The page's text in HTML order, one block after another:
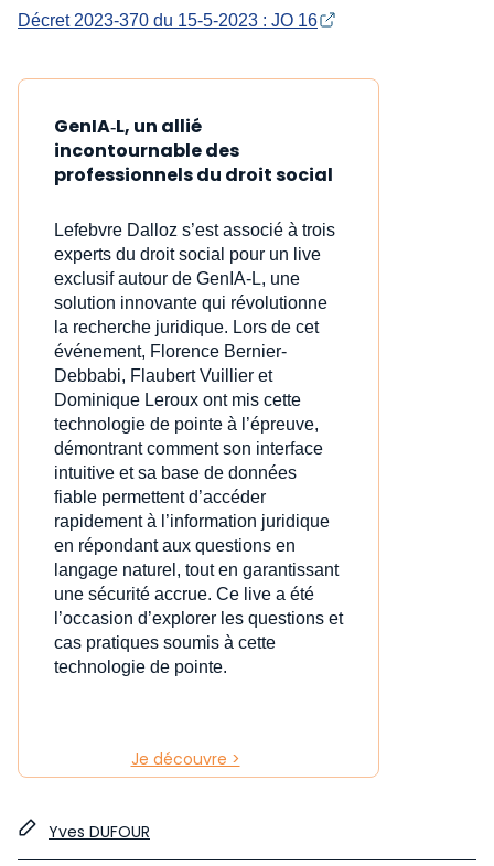
Décret 2023-370 du 15-5-2023 : JO 16
GenIA‑L, un allié
incontournable des
professionnels du droit social
Lefebvre Dalloz s’est associé à trois
experts du droit social pour un live
exclusif autour de GenIA‑L, une
solution innovante qui révolutionne
la recherche juridique. Lors de cet
événement, Florence Bernier-
Debbabi, Flaubert Vuillier et
Dominique Leroux ont mis cette
technologie de pointe à l’épreuve,
démontrant comment son interface
intuitive et sa base de données
fiable permettent d’accéder
rapidement à l’information juridique
en répondant aux questions en
langage naturel, tout en garantissant
une sécurité accrue. Ce live a été
l’occasion d’explorer les questions et
cas pratiques soumis à cette
technologie de pointe.
Je découvre >
Yves DUFOUR